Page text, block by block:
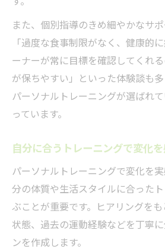
サポート体制が停滞期克
由
成功事例に見る停滞期後
目標達成へ導く停滞期対
習慣化から始まる継続のコツ
体験
継続しやすい環境が変化
習慣の力で体型変化を実
三日坊主を卒業できたサ
パーソナルトレーニング
また、個別指導のきめ細やかなサポ
「過度な食事制限がなく、健康的
ーナーが常に目標を確認してくれ
が保ちやすい」といった体験談も
パーソナルトレーニングが選ばれ
っています。
自分に合うトレーニングで変化
パーソナルトレーニングで変化を
分の体質や生活スタイルに合った
ぶことが重要です。ヒアリングを
状態、過去の運動経験などを丁寧
ンを作成します。